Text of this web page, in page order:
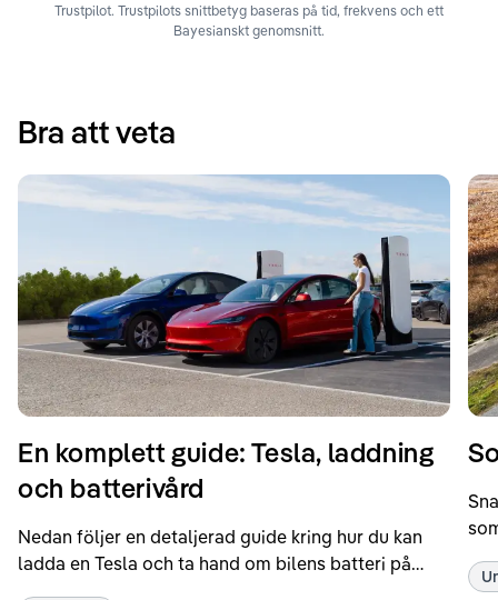
Trustpilot. Trustpilots snittbetyg baseras på tid, frekvens och ett
Bayesianskt genomsnitt.
Bra att veta
En komplett guide: Tesla, laddning
och batterivård
Nedan följer en detaljerad guide kring hur du kan
ladda en Tesla och ta hand om bilens batteri på